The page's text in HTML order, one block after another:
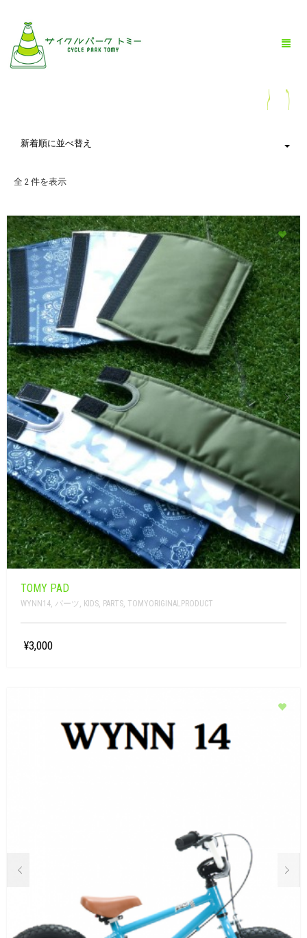
HOME
店舗情報
お問い合わせ
お買い物ガイド
0
CART
マイアカウント（初回登録はこちら）
ウィッシュリスト
カートを見る
送料・お支払い・返品について
新着順に並べ替え
全 2 件を表示
TOMY PAD
WYNN14 パーツ KIDS PARTS TOMYORIGINALPRODUCT
¥3,000